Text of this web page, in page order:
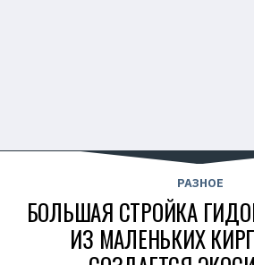
РАЗНОЕ
БОЛЬШАЯ СТРОЙКА
ИЗ МАЛЕНЬКИХ